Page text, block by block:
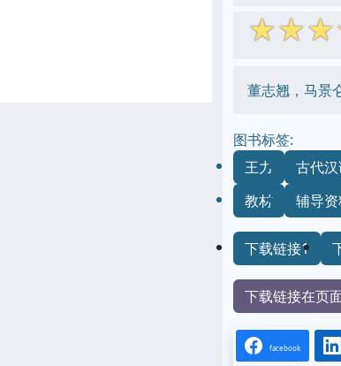
☆☆☆
董志翘，马景
图书标签:
王力
古代
教材
辅导
下载链接1
下载链接在页
facebook